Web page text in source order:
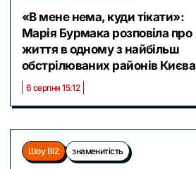
«В мене нема, куди тікати»:
Марія Бурмака розповіла про
життя в одному з найбільш
обстрілюваних районів Києва
6 серпня 15:12
Шоу BIZ знаменитість